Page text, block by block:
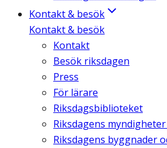
Kontakt & besök
Kontakt & besök
Kontakt
Besök riksdagen
Press
För lärare
Riksdagsbiblioteket
Riksdagens
Riksdagens byggnader